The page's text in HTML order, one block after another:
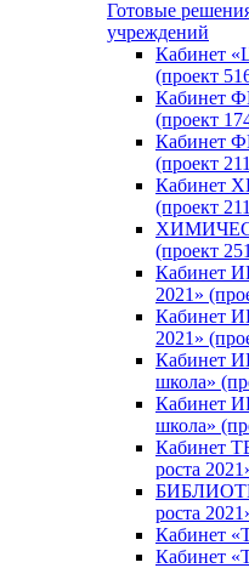
Готовые
учреждений
Кабинет
(проект
Кабинет
(проект
Кабинет
(проект
Кабинет
(проект
(проект
Кабинет
2021»
Кабинет
2021»
Кабинет
школа»
Кабинет
школа»
Кабинет
роста
роста
Кабинет
Кабинет